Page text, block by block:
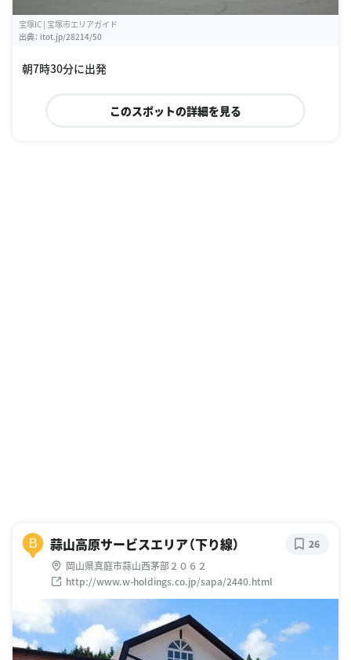
宝塚IC | 宝塚市エリアガイド
出典： itot.jp/28214/50
朝7時30分に出発
このスポットの詳細を見る
B 蒜山高原サービスエリア（下り線）
岡山県真庭市蒜山西茅部２０６２
http://www.w-holdings.co.jp/sapa/2440.html
26